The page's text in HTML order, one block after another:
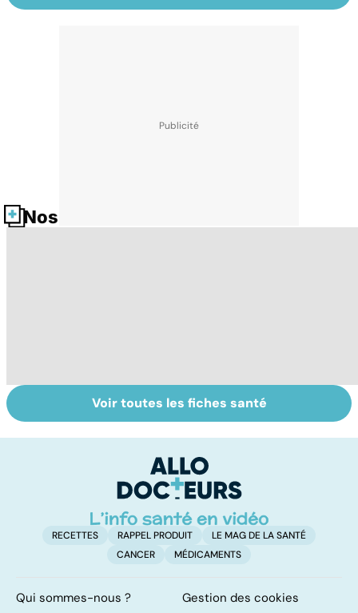
Nos fiches santé
Gynéco : que
faire contre les
À chacune sa
contraception !
Voir toutes les fiches santé
RECETTES RAPPEL PRODUIT
LE MAG DE LA SANTÉ
CANCER
MÉDICAMENTS
Qui sommes-nous ?
Gestion des cookies